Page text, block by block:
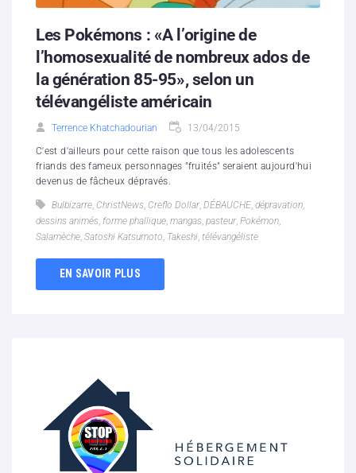
Les Pokémons : «A l’origine de
l’homosexualité de nombreux ados de
la génération 85-95», selon un
télévangéliste américain
Terrence Khatchadourian 13/04/2015
C'est d'ailleurs pour cette raison que tous les adolescents
friands des fameux personnages "fruités" seraient aujourd'hui
devenus de fâcheux dépravés.
Bulbizarre ChristNews Creflo Dollar DÉBAUCHE dépravation
dessins animés forme phallique mangas pasteur Pokémon
Salamèche Satoshi Katsumoto Takeshi télévangéliste
EN SAVOIR PLUS